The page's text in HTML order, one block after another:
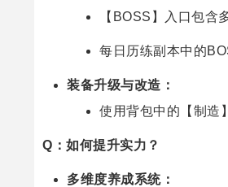
【BOSS】入口包含
每日历练副本中的
装备升级与改造：
使用背包中的【制造
Q：如何提升实力？
多维度养成系统：